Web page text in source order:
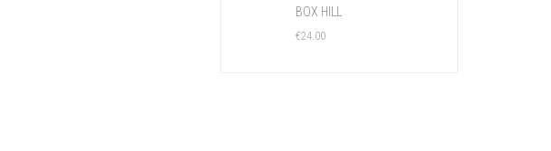
BOX HILL
€24.00